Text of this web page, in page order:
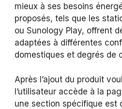
mieux à ses besoins
proposés, tels que les
ou Sunology Play, offrent
adaptées à différentes
domestiques et degrés de
Après l’ajout du produit
l’utilisateur accède à la
une section spécifique est